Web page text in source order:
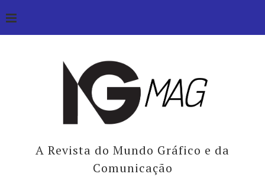
A Revista do Mundo Gráfico e da
Comunicação